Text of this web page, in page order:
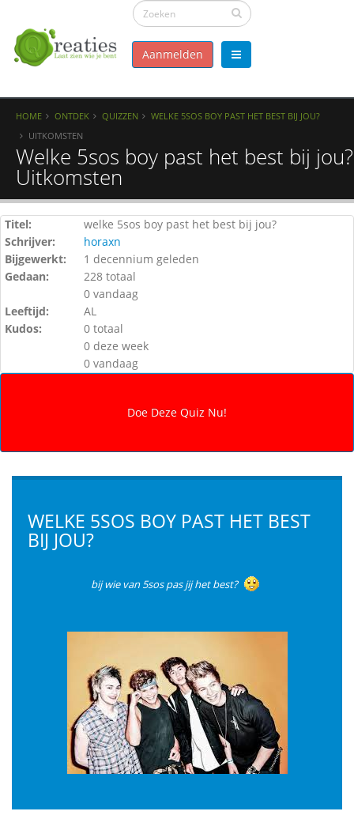
Aanmelden
HOME ONTDEK QUIZZEN
WELKE 5SOS BOY PAST HET BEST BIJ JOU?
UITKOMSTEN
Welke 5sos boy past het best bij
Uitkomsten
Titel:
welke 5sos boy past het best bij jou?
Schrijver:
horaxn
Bijgewerkt:
1 decennium geleden
Gedaan:
228 totaal
0 vandaag
Leeftijd:
AL
Kudos:
0 totaal
0 deze week
0 vandaag
WELKE 5SOS BOY PAST HET BEST
BIJ JOU?
bij wie van 5sos pas jij het best?